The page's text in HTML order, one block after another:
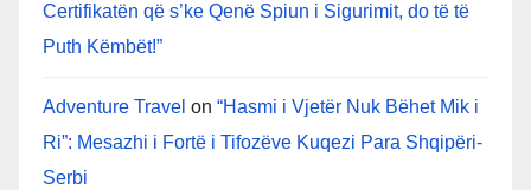
Certifikatën që s’ke Qenë Spiun i Sigurimit, do të të
Puth Këmbët!”
Adventure Travel on “Hasmi i Vjetër Nuk Bëhet Mik i
Ri”: Mesazhi i Fortë i Tifozëve Kuqezi Para Shqipëri-
Serbi